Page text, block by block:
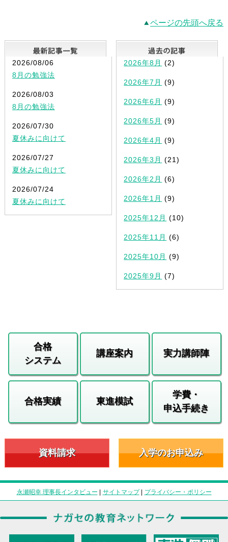
ページの先頭へ戻る
最新記事一覧
2026/08/06
8月の勉強法
2026/08/03
8月の勉強法
2026/07/30
夏休みに向けて
2026/07/27
夏休みに向けて
2026/07/24
夏休みに向けて
2026年8月 (2)
2026年7月 (9)
2026年6月 (9)
2026年5月 (9)
2026年4月 (9)
2026年3月 (21)
2026年2月 (6)
2026年1月 (9)
2025年12月 (10)
2025年11月 (6)
2025年10月 (9)
2025年9月 (7)
合格
システム
講座案内 実力講師陣
合格実績 東進模試
学費・
申込手続き
資料請求 入学のお申込み
永瀬昭幸 理事長インタビュー | サイトマップ| プライバシー・ポリシー